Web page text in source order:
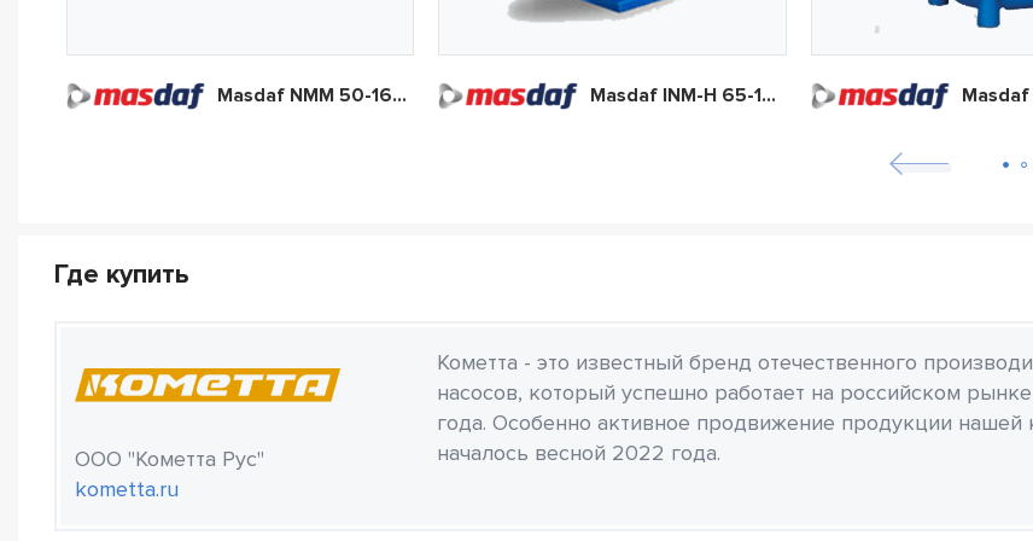
Masdaf NMM 50-160-174 Masdaf INM-H 65-160-184
Где купить
ООО "Кометта Рус"
kometta.ru
Кометта - это известный бренд отечественного
насосов, который успешно работает на российском
года. Особенно активное продвижение продукции нашей
началось весной 2022 года.